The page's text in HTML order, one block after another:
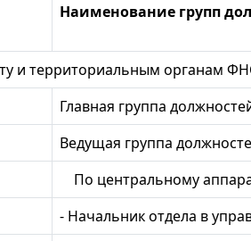
Наименование групп
и территориальным органам
Главная группа
Ведущая группа
По центральному
- Начальник отдела в